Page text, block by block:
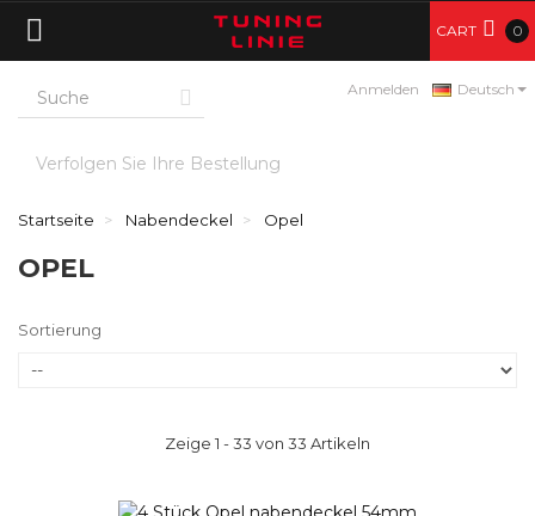
Anmelden Deutsch
CART 0
Verfolgen Sie Ihre Bestellung
Startseite Nabendeckel Opel
OPEL
Sortierung
Zeige 1 - 33 von 33 Artikeln